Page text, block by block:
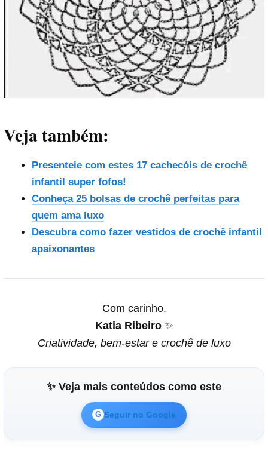
Veja também:
Presenteie com estes 17 cachecóis de crochê
infantil super fofos!
Conheça 25 bolsas de crochê perfeitas para
quem ama luxo
Descubra como fazer vestidos de crochê infantil
apaixonantes
Com carinho,
Katia Ribeiro✨
Criatividade, bem-estar e crochê de luxo
✨ Veja mais conteúdos como este
G Seguir no Google